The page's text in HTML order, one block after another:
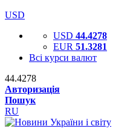
USD
USD 44.4278
EUR 51.3281
Всі курси валют
44.4278
Авторизація
Пошук
RU